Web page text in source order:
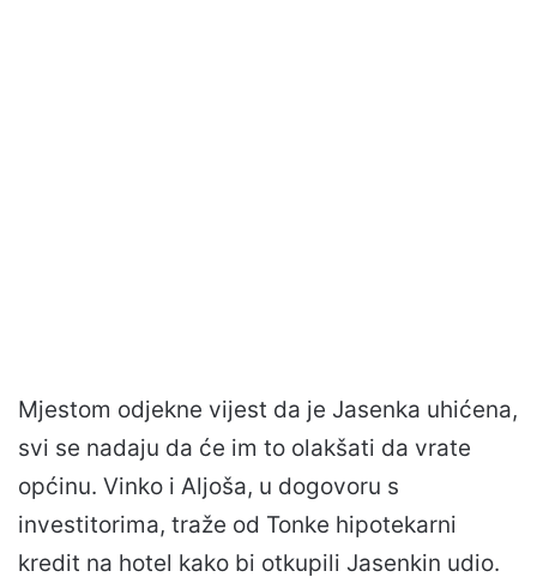
Mjestom odjekne vijest da je Jasenka uhićena,
svi se nadaju da će im to olakšati da vrate
općinu. Vinko i Aljoša, u dogovoru s
investitorima, traže od Tonke hipotekarni
kredit na hotel kako bi otkupili Jasenkin udio.